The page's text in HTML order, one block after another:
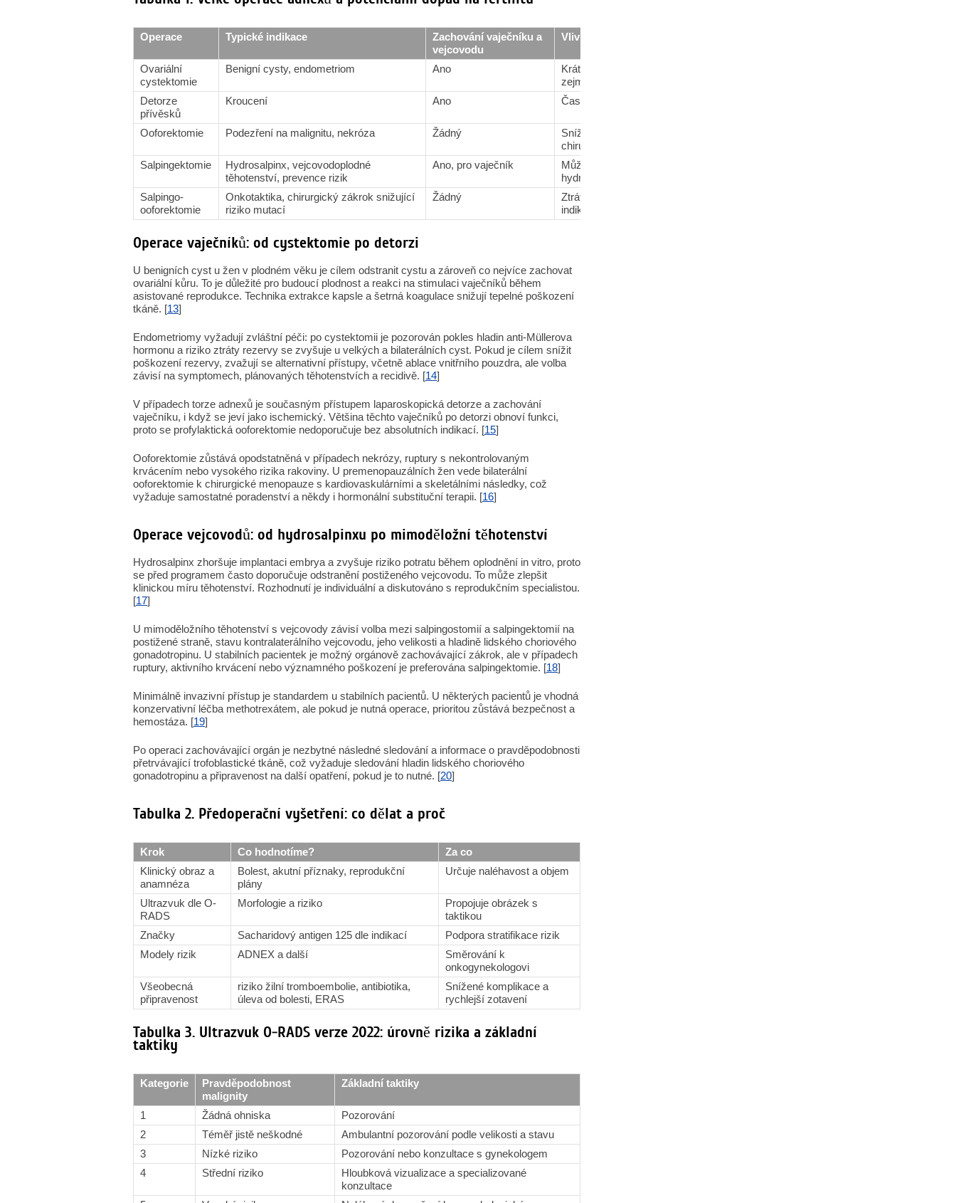
Operace Typické indikace
Zachování vaječníku a
vejcovodu
Vliv na plodnost
Ovariální
cystektomie
Benigní cysty, endometriom Ano
Krátkodobá ztráta ovariální rezervy je možná,
zejména u endometriomu
Detorze
přívěsků
Kroucení Ano Často je možné obnovit funkci vaječníků.
Ooforektomie Podezření na malignitu, nekróza Žádný
Snížená rezerva, v bilaterálních případech -
chirurgická menopauza
Salpingektomie
Hydrosalpinx, vejcovodoplodné
těhotenství, prevence rizik
Ano, pro vaječník
Může zlepšit výsledky oplodnění in vitro u
hydrosalpinxu
Salpingo-
ooforektomie
Onkotaktika, chirurgický zákrok snižující
riziko mutací
Žádný
Ztráta plodnosti, potřeba hormonální terapie dle
indikace
Operace vaječníků: od cystektomie po detorzi
U benigních cyst u žen v plodném věku je cílem odstranit cystu a zároveň co nejvíce zachovat
ovariální kůru. To je důležité pro budoucí plodnost a reakci na stimulaci vaječníků během
asistované reprodukce. Technika extrakce kapsle a šetrná koagulace snižují tepelné poškození
tkáně. [13]
Endometriomy vyžadují zvláštní péči: po cystektomii je pozorován pokles hladin anti-Müllerova
hormonu a riziko ztráty rezervy se zvyšuje u velkých a bilaterálních cyst. Pokud je cílem snížit
poškození rezervy, zvažují se alternativní přístupy, včetně ablace vnitřního pouzdra, ale volba
závisí na symptomech, plánovaných těhotenstvích a recidivě. [14]
V případech torze adnexů je současným přístupem laparoskopická detorze a zachování
vaječníku, i když se jeví jako ischemický. Většina těchto vaječníků po detorzi obnoví funkci,
proto se profylaktická ooforektomie nedoporučuje bez absolutních indikací. [15]
Ooforektomie zůstává opodstatněná v případech nekrózy, ruptury s nekontrolovaným
krvácením nebo vysokého rizika rakoviny. U premenopauzálních žen vede bilaterální
ooforektomie k chirurgické menopauze s kardiovaskulárními a skeletálními následky, což
vyžaduje samostatné poradenství a někdy i hormonální substituční terapii. [16]
Operace vejcovodů: od hydrosalpinxu po mimoděložní těhotenství
Hydrosalpinx zhoršuje implantaci embrya a zvyšuje riziko potratu během oplodnění in vitro, proto
se před programem často doporučuje odstranění postiženého vejcovodu. To může zlepšit
klinickou míru těhotenství. Rozhodnutí je individuální a diskutováno s reprodukčním specialistou.
[17]
U mimoděložního těhotenství s vejcovody závisí volba mezi salpingostomií a salpingektomií na
postižené straně, stavu kontralaterálního vejcovodu, jeho velikosti a hladině lidského choriového
gonadotropinu. U stabilních pacientek je možný orgánově zachovávající zákrok, ale v případech
ruptury, aktivního krvácení nebo významného poškození je preferována salpingektomie. [18]
Minimálně invazivní přístup je standardem u stabilních pacientů. U některých pacientů je vhodná
konzervativní léčba methotrexátem, ale pokud je nutná operace, prioritou zůstává bezpečnost a
hemostáza. [19]
Po operaci zachovávající orgán je nezbytné následné sledování a informace o pravděpodobnosti
přetrvávající trofoblastické tkáně, což vyžaduje sledování hladin lidského choriového
gonadotropinu a připravenost na další opatření, pokud je to nutné. [20]
Tabulka 2. Předoperační vyšetření: co dělat a proč
Krok Co hodnotíme?
Za co
Klinický obraz a
anamnéza
Bolest, akutní příznaky, reprodukční
plány
Určuje naléhavost a objem
Ultrazvuk dle O-
RADS
Morfologie a riziko
Propojuje obrázek s
taktikou
Značky
Sacharidový antigen 125 dle indikací
Podpora stratifikace rizik
Modely rizik
ADNEX a další
Směrování k
onkogynekologovi
Všeobecná
připravenost
riziko žilní tromboembolie, antibiotika,
úleva od bolesti, ERAS
Snížené komplikace a
rychlejší zotavení
Tabulka 3. Ultrazvuk O-RADS verze 2022: úrovně rizika a základní
taktiky
Kategorie
Pravděpodobnost
malignity
Základní taktiky
1 Žádná ohniska
Pozorování
2
Téměř jistě neškodné
Ambulantní pozorování podle velikosti a stavu
3
Nízké riziko
Pozorování nebo konzultace s gynekologem
4
Střední riziko
Hloubková vizualizace a specializované
konzultace